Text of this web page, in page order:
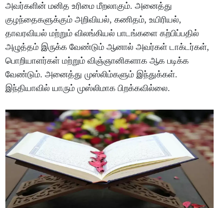
அவர்களின் மனித உரிமை மீறலாகும். அனைத்து
குழந்தைகளுக்கும் அறிவியல், கணிதம், உயிரியல்,
தாவரவியல் மற்றும் விலங்கியல் பாடங்களை கற்பிப்பதில்
அழுத்தம் இருக்க வேண்டும் ஆனால் அவர்கள் டாக்டர்கள்,
பொறியாளர்கள் மற்றும் விஞ்ஞானிகளாக ஆக படிக்க
வேண்டும். அனைத்து முஸ்லிம்களும் இந்துக்கள்.
இந்தியாவில் யாரும் முஸ்லிமாக பிறக்கவில்லை.